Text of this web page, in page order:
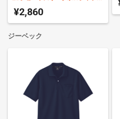
4065
¥2,860
ジーベック